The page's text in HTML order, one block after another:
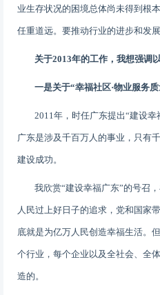
业生存状况的困境总体尚未得到根
任重道远。要推动行业的进步和发
关于2013年的工作，我想强调
一是关于“幸福社区·物业服务
2011年，时任广东提出“建设幸
广东是涉及千百万人的事业，只有
建设成功。
我欣赏“建设幸福广东”的号召
人民过上好日子的追求，党和国家
底就是为亿万人民创造幸福生活。
个行业，每个企业以及全社会、全
造的。